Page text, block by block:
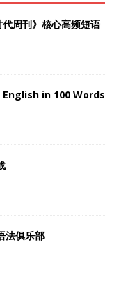
周刊》核心高频短语
in 100 Words
法俱乐部